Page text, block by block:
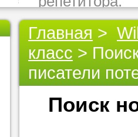
Здесь вы
подходящего
быстро,
бесплатно.
Оставьте
позвоните
Главная >
класс >
писатели
Поиск